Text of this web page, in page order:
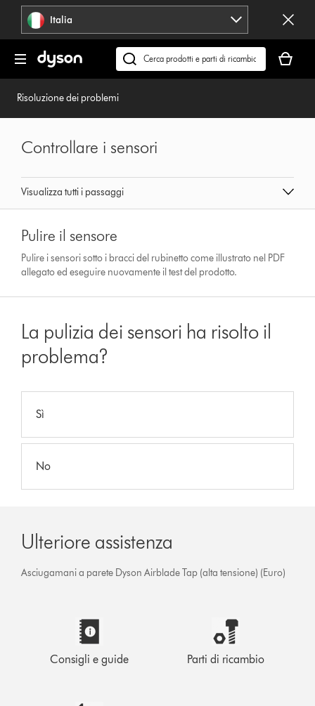
navigazione Italia
Cerca
su
carrello
è
Risoluzione dei problemi
Visualizza tutti i passaggi
Controllare i sensori
Pulire il sensore
Pulire i sensori sotto i bracci del rubinetto come illustrato nel PDF
allegato ed eseguire nuovamente il test del prodotto.
La pulizia dei sensori ha risolto il
problema?
Sì
No
Ulteriore assistenza
Asciugamani a parete Dyson Airblade Tap (alta tensione) (Euro)
Consigli e guide Parti di ricambio